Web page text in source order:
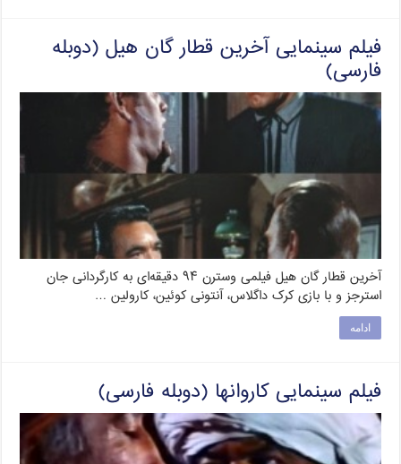
فیلم سینمایی آخرین قطار گان هیل (دوبله
فارسی)
آخرین قطار گان هیل فیلمی وسترن ۹۴ دقیقه‌ای به کارگردانی جان
استرجز و با بازی کرک داگلاس، آنتونی کوئین، کارولین …
ادامه
فیلم سینمایی کاروانها (دوبله فارسی)